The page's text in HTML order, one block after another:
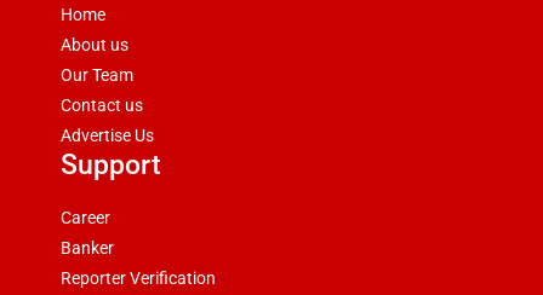
Home
About us
Our Team
Contact us
Advertise Us
Support
Career
Banker
Reporter Verification